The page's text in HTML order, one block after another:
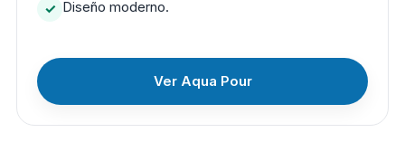
Diseño moderno.
Ver Aqua Pour